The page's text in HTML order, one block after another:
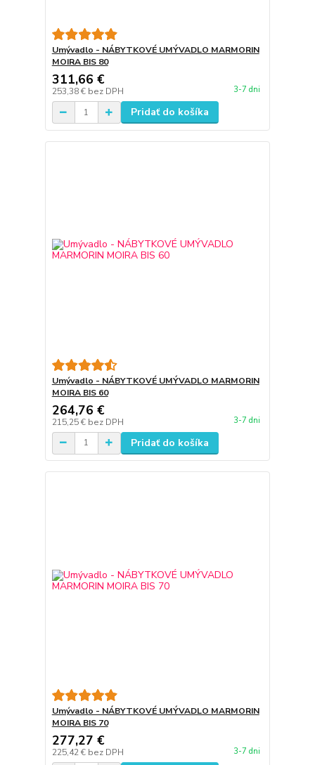
Umývadlo - NÁBYTKOVÉ UMÝVADLO MARMORIN
MOIRA BIS 80
311,66 €
253,38 € bez DPH 3-7 dni
Pridať do košíka
Umývadlo - NÁBYTKOVÉ UMÝVADLO MARMORIN
MOIRA BIS 60
264,76 €
215,25 € bez DPH 3-7 dni
Pridať do košíka
Umývadlo - NÁBYTKOVÉ UMÝVADLO MARMORIN
MOIRA BIS 70
277,27 €
225,42 € bez DPH 3-7 dni